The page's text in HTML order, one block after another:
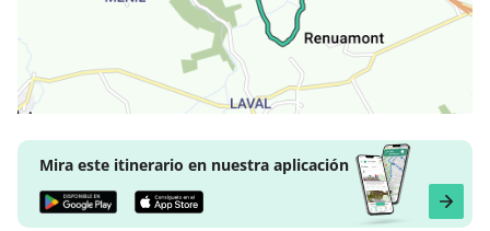
Mira este itinerario en nuestra aplicación